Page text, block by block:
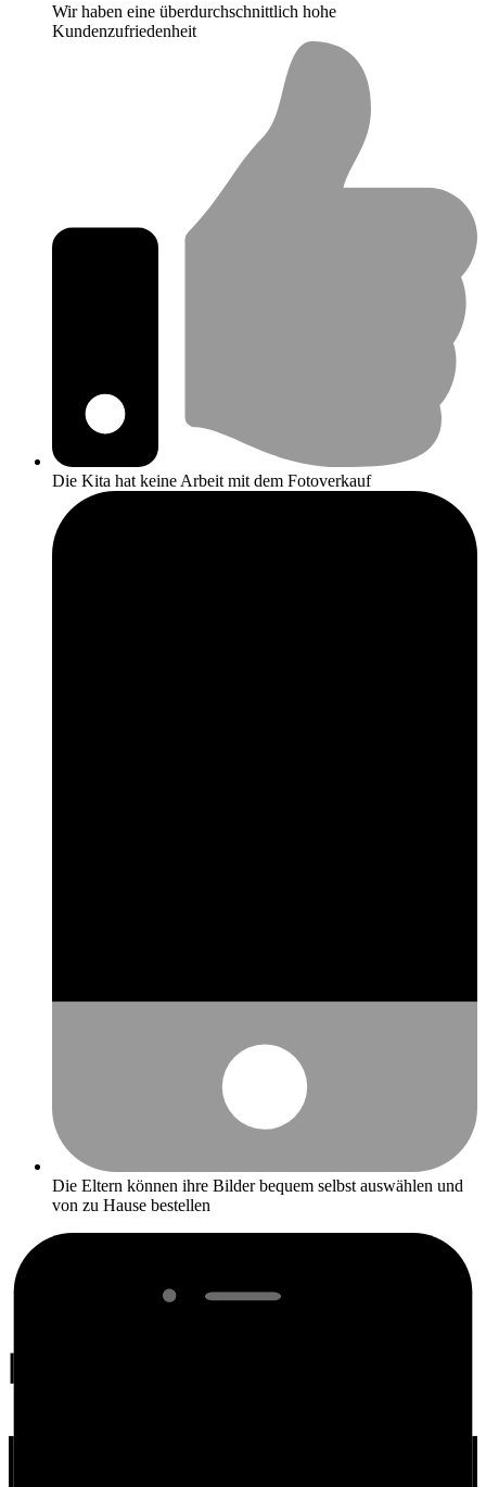
Wir haben eine überdurchschnittlich hohe
Kundenzufriedenheit
Die Kita hat keine Arbeit mit dem Fotoverkauf
Die Eltern können ihre Bilder bequem selbst auswählen und
von zu Hause bestellen